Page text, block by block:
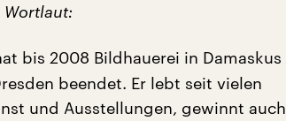
bis 2008 Bildhauerei in Damaskus
beendet. Er lebt seit vielen
und Ausstellungen, gewinnt auch